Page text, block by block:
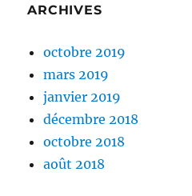
ARCHIVES
octobre 2019
mars 2019
janvier 2019
décembre 2018
octobre 2018
août 2018